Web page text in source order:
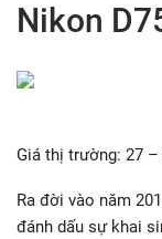
Nikon
Giá thị trường: 27
Ra đời vào năm
đánh dấu sự khai